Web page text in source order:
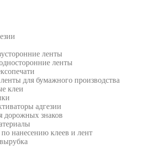
ленты
ленты
для бумажного производства
клеи
адгезии
дорожных знаков
нанесению клеев и лент